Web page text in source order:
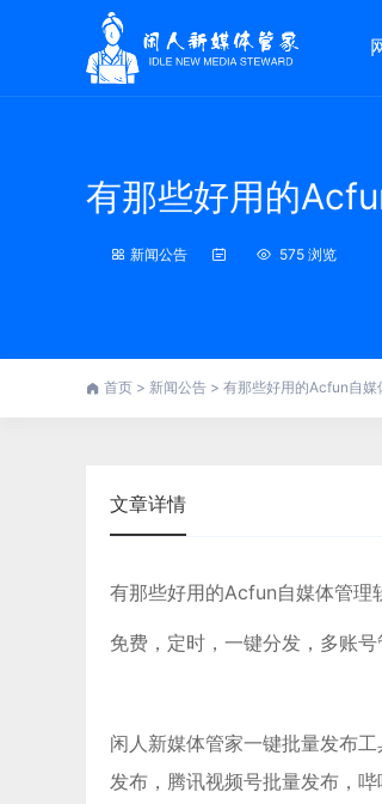
有那些好用的
新闻公告 575 浏览
首页 > 新闻公告 > 有那些好用的Acfun自媒
文章详情
有那些好用的Acfun自媒体管理
免费，定时，一键分发，多账号
闲人新媒体管家一键批量发布
发布，腾讯视频号批量发布，